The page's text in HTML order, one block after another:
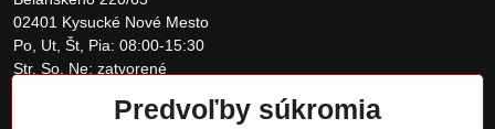
02401 Kysucké Nové Mesto
Po, Ut, Št, Pia: 08:00-15:30
Str, So, Ne: zatvorené
Predvoľby súkromia